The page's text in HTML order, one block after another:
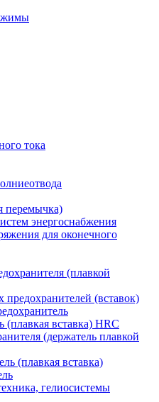
тока
перемычка)
энергоснабжения
для оконечного
(плавкой
(вставок)
(плавкая вставка) HRC
(держатель плавкой
(плавкая вставка)
гелиосистемы